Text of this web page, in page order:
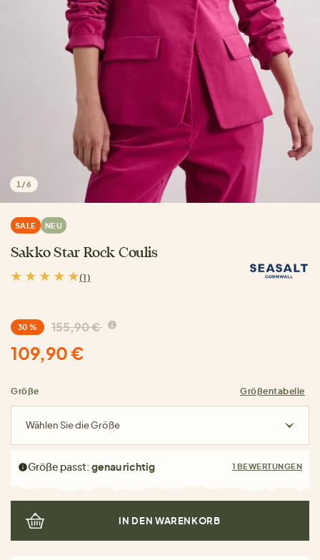
1 /6
SALE NEU
Sakko Star Rock Coulis
(1)
30 % 155,90 €
109,90 €
Größe Größentabelle
Wählen Sie die Größe
Größe passt:genau richtig 1 BEWERTUNGEN
IN DEN WARENKORB